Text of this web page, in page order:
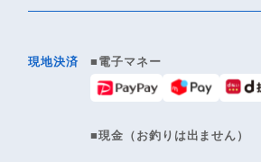
現地決済 ■電子マネー
■現金（お釣りは出ません）